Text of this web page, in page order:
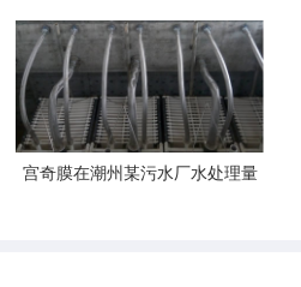
宫奇膜在潮州某污水厂水处理量